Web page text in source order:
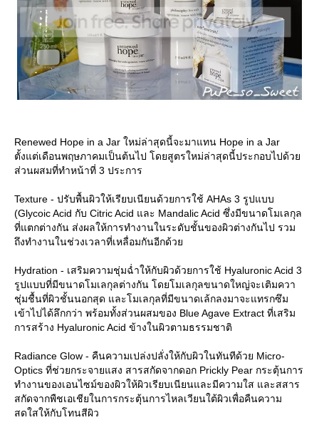
Renewed Hope in a Jar ใหม่ล่าสุดนี้จะมาแทน Hope in a Jar
ตั้งแต่เดือนพฤษภาคมเป็นต้นไป โดยสูตรใหม่ล่าสุดนี้ประกอบไปด้ว
ส่วนผสมที่ทำหน้าที่ 3 ประการ
Texture - ปรับพื้นผิวให้เรียบเนียนด้วยการใช้ AHAs 3 รูปแบบ
(Glycoic Acid กับ Citric Acid และ Mandalic Acid ซึ่งมีขนาดโมเลกุล
ที่แตกต่างกัน ส่งผลให้การทำงานในระดับชั้นของผิวต่างกันไป รวม
ถึงทำงานในช่วงเวลาที่เหลื่อมกันอีกด้ว
Hydration - เสริมความชุ่มฉ่ำให้กับผิวด้วยการใช้ Hyaluronic Acid 3
รูปแบบที่มีขนาดโมเลกุลต่างกัน โดยโมเลกุลขนาดใหญ่จะเติมควา
ชุ่มชื้นที่ผิวชั้นนอกสุด และโมเลกุลที่มีขนาดเล้กลงมาจะแทรกซึม
เข้าไปได้ลึกกว่า พร้อมทั้งส่วนผสมของ Blue Agave Extract ที่เสริม
การสร้าง Hyaluronic Acid ข้างในผิวตามธรรมชาติ
Radiance Glow - คืนความเปล่งปลั่งให้กับผิวในทันทีด้วย Micro-
Optics ที่ช่วยกระจายแสง สารสกัดจากดอก Prickly Pear กระตุ้นการ
ทำงานของเอนไซม์ของผิวให้ผิวเรียบเนียนและมีความใส และสสาร
สกัดจากพืชเอเชียในการกระตุ้นการไหลเวียนใต้ผิวเพื่อคืนความ
สดใสให้กับโทนสีผิว